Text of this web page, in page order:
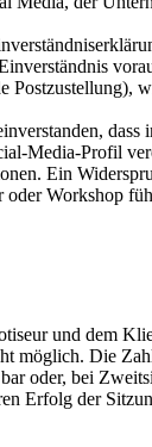
Postzustellung),
dass
Media-Profil
Ein
oder Workshop
und dem
möglich. Die
oder, bei
Erfolg der